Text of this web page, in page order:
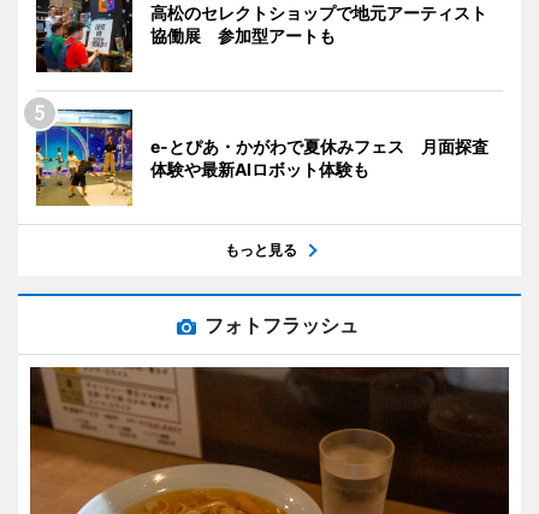
高松のセレクトショップで地元アーティスト
協働展 参加型アートも
e-とぴあ・かがわで夏休みフェス 月面探査
体験や最新AIロボット体験も
もっと見る
フォトフラッシュ